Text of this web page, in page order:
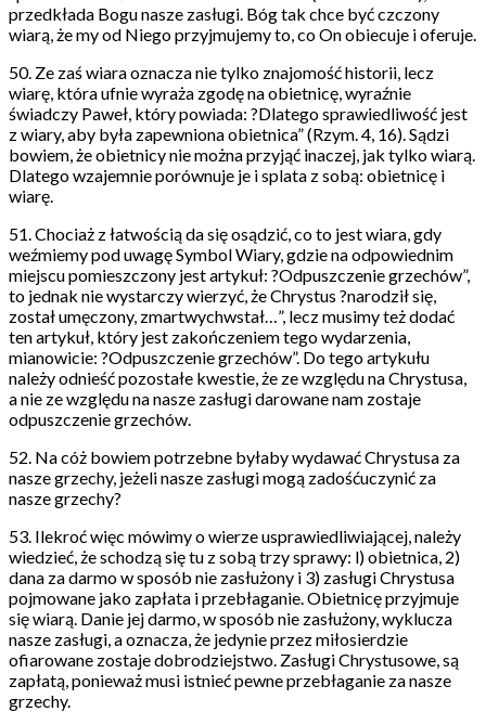
przedkłada Bogu nasze zasługi. Bóg tak chce być czczony
wiarą, że my od Niego przyjmujemy to, co On obiecuje i oferuje.
50. Ze zaś wiara oznacza nie tylko znajomość historii, lecz
wiarę, która ufnie wyraża zgodę na obietnicę, wyraźnie
świadczy Paweł, który powiada: ?Dlatego sprawiedliwość jest
z wiary, aby była zapewniona obietnica” (Rzym. 4, 16). Sądzi
bowiem, że obietnicy nie można przyjąć inaczej, jak tylko wiarą.
Dlatego wzajemnie porównuje je i splata z sobą: obietnicę i
wiarę.
51. Chociaż z łatwością da się osądzić, co to jest wiara, gdy
weźmiemy pod uwagę Symbol Wiary, gdzie na odpowiednim
miejscu pomieszczony jest artykuł: ?Odpuszczenie grzechów”,
to jednak nie wystarczy wierzyć, że Chrystus ?narodził się,
został umęczony, zmartwychwstał…”, lecz musimy też dodać
ten artykuł, który jest zakończeniem tego wydarzenia,
mianowicie: ?Odpuszczenie grzechów”. Do tego artykułu
należy odnieść pozostałe kwestie, że ze względu na Chrystusa,
a nie ze względu na nasze zasługi darowane nam zostaje
odpuszczenie grzechów.
52. Na cóż bowiem potrzebne byłaby wydawać Chrystusa za
nasze grzechy, jeżeli nasze zasługi mogą zadośćuczynić za
nasze grzechy?
53. Ilekroć więc mówimy o wierze usprawiedliwiającej, należy
wiedzieć, że schodzą się tu z sobą trzy sprawy: l) obietnica, 2)
dana za darmo w sposób nie zasłużony i 3) zasługi Chrystusa
pojmowane jako zapłata i przebłaganie. Obietnicę przyjmuje
się wiarą. Danie jej darmo, w sposób nie zasłużony, wyklucza
nasze zasługi, a oznacza, że jedynie przez miłosierdzie
ofiarowane zostaje dobrodziejstwo. Zasługi Chrystusowe, są
zapłatą, ponieważ musi istnieć pewne przebłaganie za nasze
grzechy.